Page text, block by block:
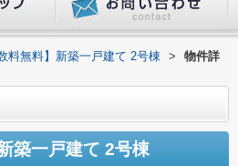
料無料】新築一戸建て 2号棟 > 物件詳
築一戸建て 2号棟